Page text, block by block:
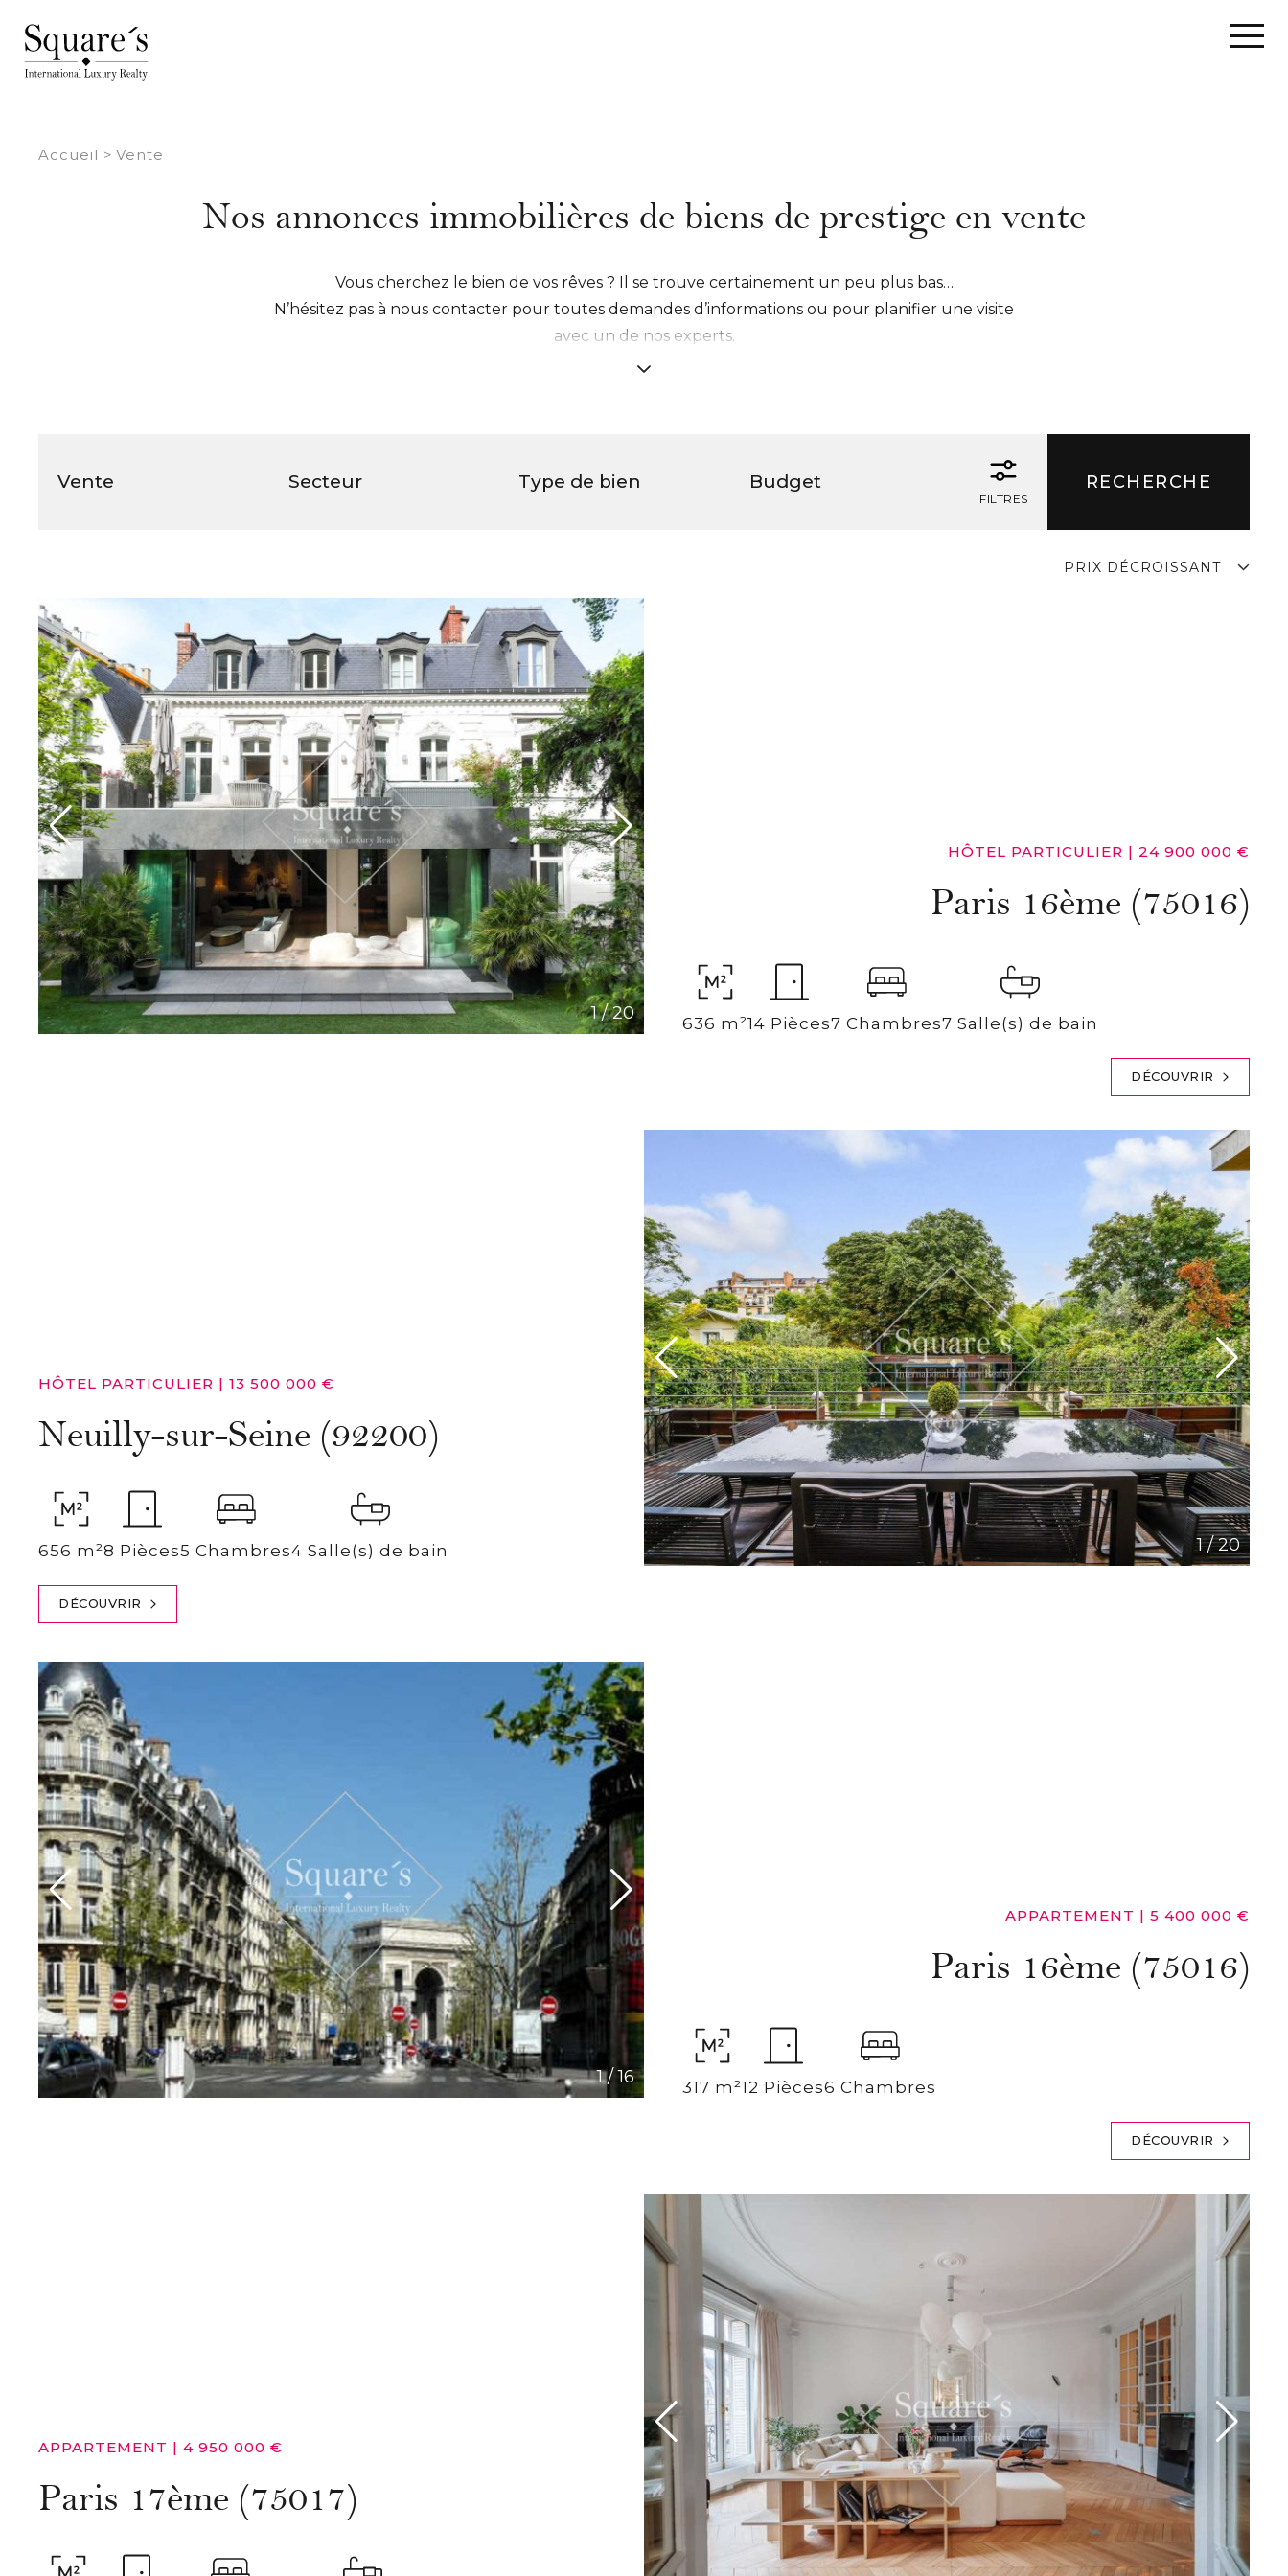
Accueil > Vente
Nos annonces immobilières de biens de prestige en vente
Vous cherchez le bien de vos rêves ? Il se trouve certainement un peu plus bas…
N’hésitez pas à nous contacter pour toutes demandes d’informations ou pour planifier une visite
avec un de nos experts.
Nous mettons un point d’honneur à instaurer une relation de confiance avec vous afin de vous
Vente Secteur Type de bien Budget
FILTRES
PRIX DÉCROISSANT
1/20
HÔTEL PARTICULIER | 24 900 000 €
Paris 16ème (75016)
636 m²14 Pièces7 Chambres7 Salle(s) de bain
DÉCOUVRIR
1/20
HÔTEL PARTICULIER | 13 500 000 €
Neuilly-sur-Seine (92200)
656 m²8 Pièces5 Chambres4 Salle(s) de bain
DÉCOUVRIR
1/16
APPARTEMENT | 5 400 000 €
Paris 16ème (75016)
317 m²12 Pièces6 Chambres
DÉCOUVRIR
APPARTEMENT | 4 950 000 €
Paris 17ème (75017)